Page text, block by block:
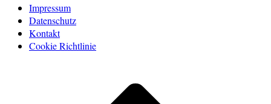
Impressum
Datenschutz
Kontakt
Cookie Richtlinie